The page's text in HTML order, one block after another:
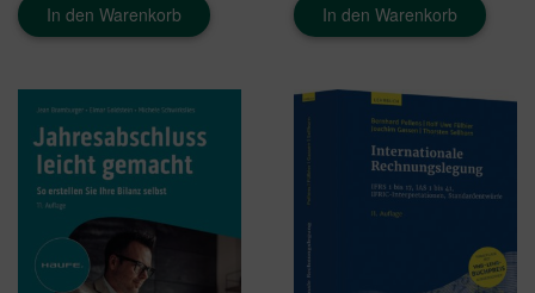
In den Warenkorb In den Warenkorb